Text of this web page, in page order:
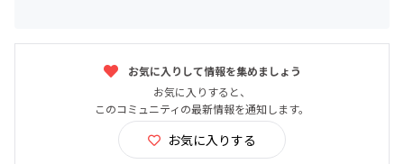
お気に入りして情報を集めましょう
お気に入りすると、
このコミュニティの最新情報を通知します。
お気に入りする